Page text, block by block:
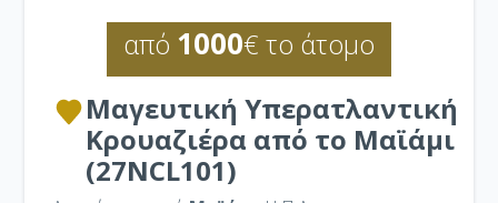
από 1000€ το άτομο
Μαγευτική Υπερατλαντική
Κρουαζιέρα από το Μαϊάμι
(27NCL101)